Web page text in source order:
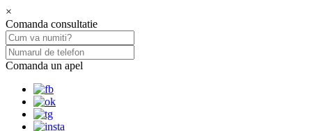
×
Comanda consultatie
Comanda un apel